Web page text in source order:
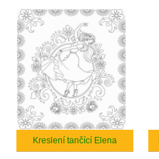
Kreslení tančící Elena